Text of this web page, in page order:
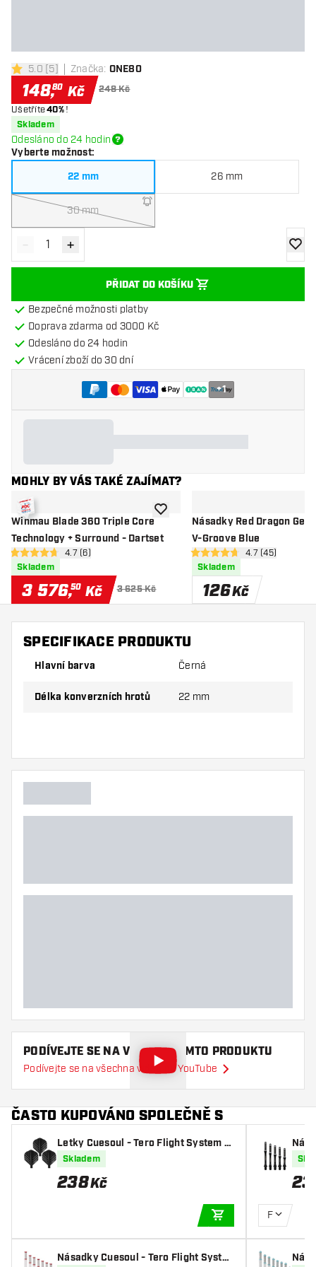
5 hodnoticí hvězdičky
5.0 [5] Značka: ONE80
148,80 Kč 248 Kč
Ušetříte40% !
Skladem
Odesláno do 24 hodin
Vyberte možnost:
22 mm
26 mm
30 mm
Snížit množství
- Zvýšit množství
+
PŘIDAT DO KOŠÍKU
Bezpečné možnosti platby
Doprava zdarma od 3000 Kč
Odesláno do 24 hodin
Vrácení zboží do 30 dní
+1
MOHLY BY VÁS TAKÉ ZAJÍMAT?
Winmau Blade 360 Triple Core
Technology + Surround - Dartset
otevřít panel recenzí
4.7 hodnoticí hvězdičky
4.7 (6)
Skladem
3 576,50 Kč 3 625 Kč
Přidat do seznamu přání
Násadky Red Dragon
V-Groove Blue
otevřít panel
4.7 hodnoticí hvězdičky
4.7 (45)
Skladem
126Kč
SPECIFIKACE PRODUKTU
Hlavní barva Černá
Délka konverzních hrotů 22 mm
PODÍVEJTE SE NA VIDEO O TOMTO PRODUKTU
Podívejte se na všechna videa na YouTube
ČASTO KUPOVÁNO SPOLEČNĚ S
Letky Cuesoul - Tero Flight System A
K4 Honnycombs Pattern - Black Stan
dard
Skladem
238Kč
PŘIDAT DO KOŠÍKU
Násadky Cuesoul - Tero Flight Syste
m
F